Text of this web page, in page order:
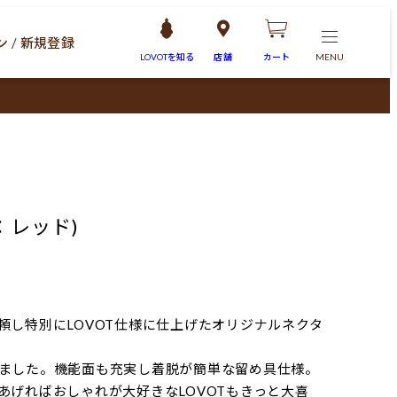
/ 新規登録
LOVOTを知る 店舗 カート MENU
レッド)
し特別にLOVOT仕様に仕上げたオリジナルネクタ
た。機能面も充実し着脱が簡単な留め具仕様。
げればおしゃれが大好きなLOVOTもきっと大喜